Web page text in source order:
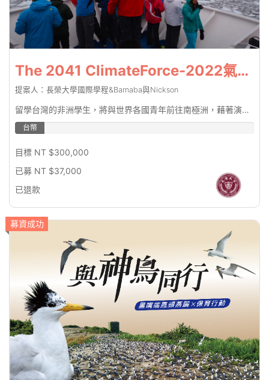
The 2041 ClimateForce-2022氣候變遷關注行動 (The 2041 ClimateForce-2022 Climate Change Concern Action)
提案人：長榮大學國際學程&Barnaba與Nickson
留學台灣的非洲學生，將與世界各國青年前往南極洲，藉著演講、登岸體驗與觀察、小組討論及作坊等活動見証氣候變遷的威脅 (African students studying in Taiwan will travel to Antarctica with young people from all over the world to witness the threat of climate change through lectures, landing experiences and observations, group discussions and workshops).
台幣
目標 NT $300,000
已募 NT $37,000
已退款
募資成功